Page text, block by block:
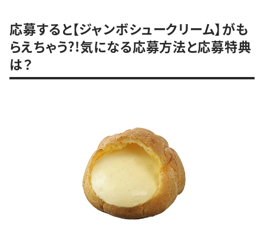
応募すると【ジャンボシュークリーム】がも
らえちゃう?!気になる応募方法と応募特典
は？